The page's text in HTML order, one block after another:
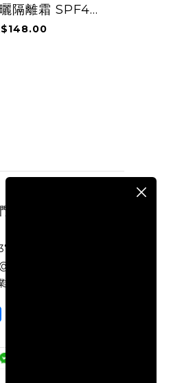
隔離霜 SPF48
1995 3166
廈第二期10樓N室